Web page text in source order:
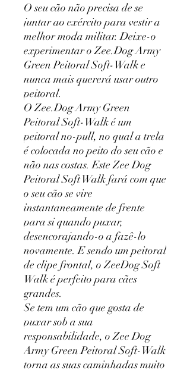
O seu cão não precisa de se
juntar ao exército para vestir a
melhor moda militar. Deixe-o
experimentar o Zee.Dog Army
Green Peitoral Soft-Walk e
nunca mais quererá usar outro
peitoral.
O Zee.Dog Army Green
Peitoral Soft-Walk é um
peitoral no-pull, no qual a trela
é colocada no peito do seu cão e
não nas costas. Este Zee Dog
Peitoral Soft Walk fará com que
o seu cão se vire
instantaneamente de frente
para si quando puxar,
desencorajando-o a fazê-lo
novamente. E sendo um peitoral
de clipe frontal, o ZeeDog Soft
Walk é perfeito para cães
grandes.
Se tem um cão que gosta de
puxar sob a sua
responsabilidade, o Zee Dog
Army Green Peitoral Soft-Walk
torna as suas caminhadas muito